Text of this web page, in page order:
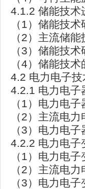
4.1.2 储能技术
（1）储能技
（2）主流储
（3）储能技
（4）储能技
4.2 电力电子
4.2.1 电力电子
（1）电力电
（2）主流电
（3）电力电
4.2.2 电力电子
（1）电力电
（2）主流电
（3）电力电